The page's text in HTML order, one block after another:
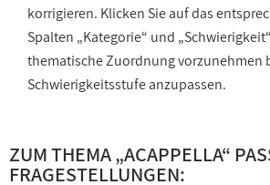
korrigieren. Klicken Sie auf das
Spalten „Kategorie“ und
thematische Zuordnung vorzunehmen
Schwierigkeitsstufe anzupassen.
ZUM THEMA „ACAPPELLA“
FRAGESTELLUNGEN: